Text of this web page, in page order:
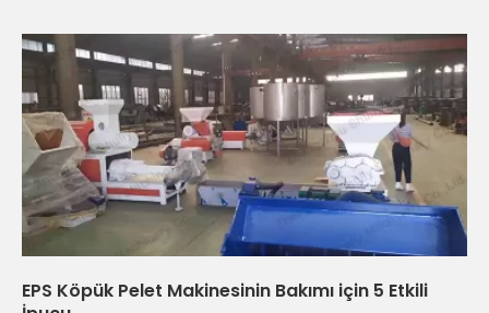
EPS Köpük Pelet Makinesinin Bakımı için 5 Etkili